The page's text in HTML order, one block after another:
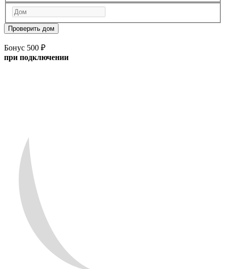
Проверить дом
Бонус 500 ₽
при подключении